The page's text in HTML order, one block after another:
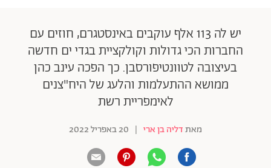
יש לה 113 אלף עוקבים באינסטגרם, חוזים עם
החברות הכי גדולות וקולקציית בגדי ים חדשה
בעיצובה לטוונטיפורסבן. כך הפכה עינב כהן
ממושא ההתעלמות והלעג של היח"צנים
לאימפריית רשת
מאתדליה בן ארי | 20 באפריל 2022